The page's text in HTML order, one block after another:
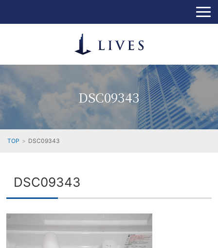
DSC09343
TOP DSC09343
DSC09343